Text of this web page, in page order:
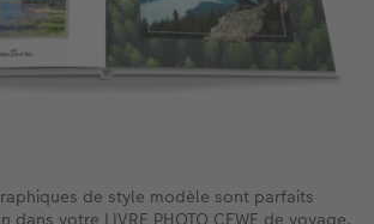
de style modèle sont parfaits